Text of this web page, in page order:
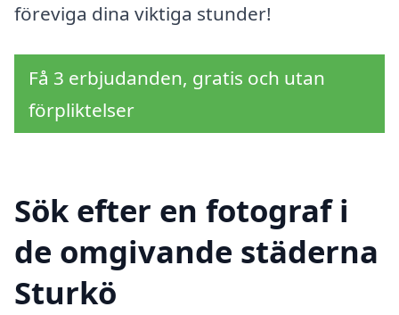
föreviga dina viktiga stunder!
Få 3 erbjudanden, gratis och utan
förpliktelser
Sök efter en fotograf i
de omgivande städerna
Sturkö